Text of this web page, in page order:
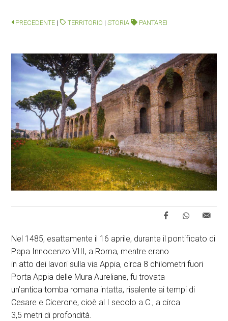
PRECEDENTE | TERRITORIO |STORIA PANTAREI
Nel 1485, esattamente il 16 aprile, durante il pontificato di
Papa Innocenzo VIII, a Roma, mentre erano
in atto dei lavori sulla via Appia, circa 8 chilometri fuori
Porta Appia delle Mura Aureliane, fu trovata
un’antica tomba romana intatta, risalente ai tempi di
Cesare e Cicerone, cioè al I secolo a.C., a circa
3,5 metri di profondità.